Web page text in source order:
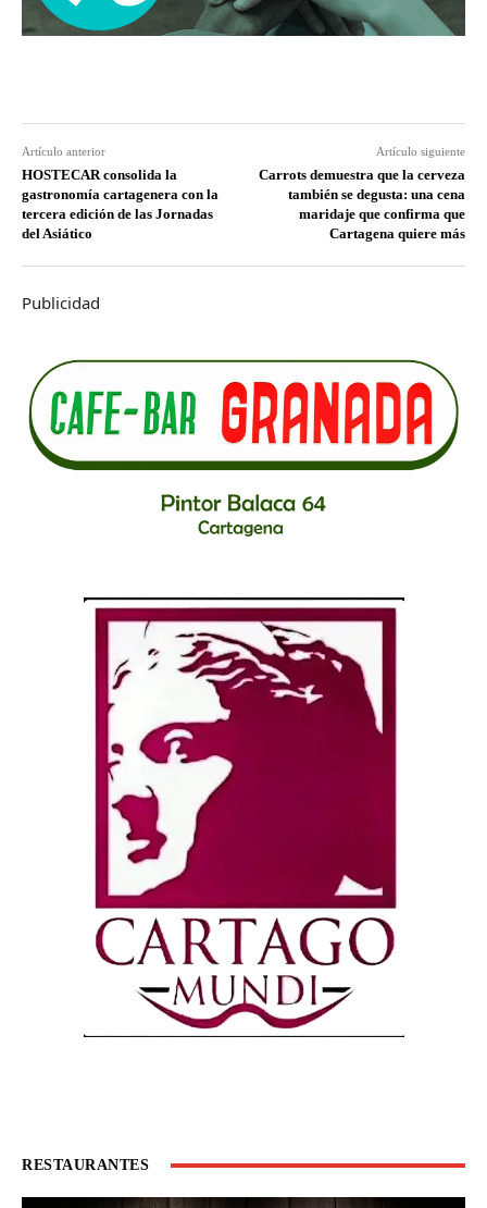
Artículo anterior
HOSTECAR consolida la
gastronomía cartagenera con la
tercera edición de las Jornadas
del Asiático
Artículo siguiente
Carrots demuestra que la cerveza
también se degusta: una cena
maridaje que confirma que
Cartagena quiere más
Publicidad
RESTAURANTES